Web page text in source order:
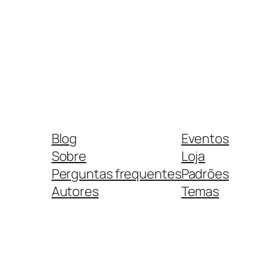
Blog
Sobre
Perguntas frequentes
Autores
Eventos
Loja
Padrões
Temas